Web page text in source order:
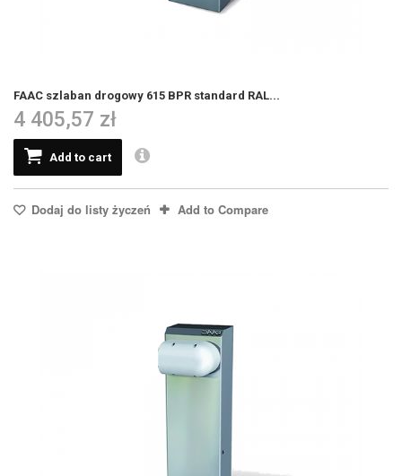
FAAC szlaban drogowy 615 BPR standard RAL...
4 405,57 zł
Add to cart
Dodaj do listy życzeń Add to Compare